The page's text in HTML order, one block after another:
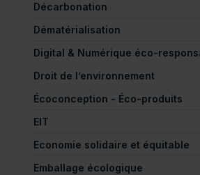
Décarbonation
Dématérialisation
Digital & Numérique éco-
Droit de l’environnement
Écoconception - Éco-produits
EIT
Economie solidaire et équitable
Emballage écologique